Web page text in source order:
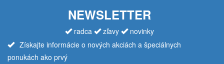
NEWSLETTER
radca zľavy
novinky
Získajte informácie o nových akciách a špeciálnych
ponukách ako prvý